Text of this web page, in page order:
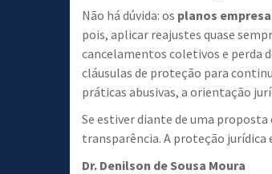
Não há dúvida: os planos
pois, aplicar reajustes quase
cancelamentos coletivos e perda
cláusulas de proteção para
práticas abusivas, a orientação
Se estiver diante de uma
transparência. A proteção jurídica
Dr. Denilson de Sousa Moura